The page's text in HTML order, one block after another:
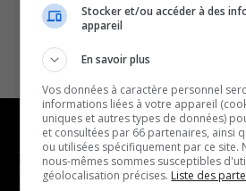
NOUVELLES
Stocker et/ou accéder à des
appareil
En savoir plus
Vos données à caractère personnel
informations liées à votre appareil
uniques et autres types de données)
et consultées par 66 partenaires, ainsi
ou utilisées spécifiquement par ce site.
nous-mêmes sommes susceptibles
géolocalisation précises. Liste des